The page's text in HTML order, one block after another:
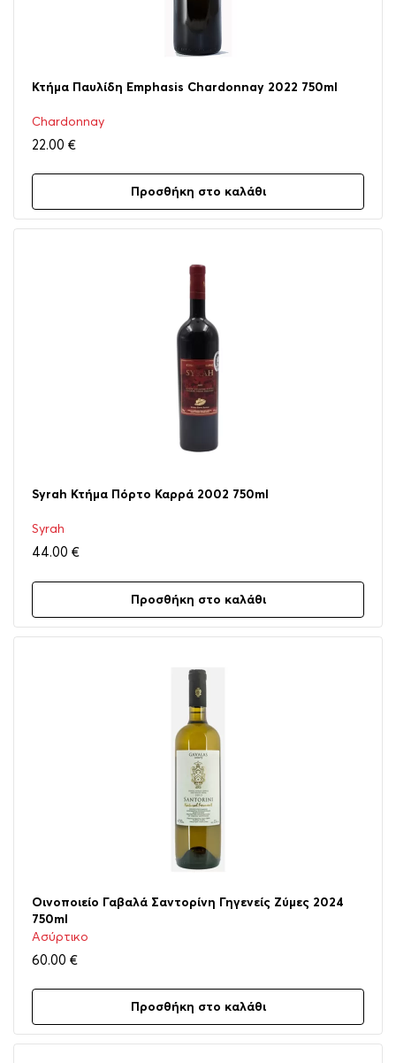
Κτήμα Παυλίδη Emphasis Chardonnay 2022 750ml
Chardonnay
22.00 €
Προσθήκη στο καλάθι
Syrah Κτήμα Πόρτο Καρρά 2002 750ml
Syrah
44.00 €
Προσθήκη στο καλάθι
Οινοποιείο Γαβαλά Σαντορίνη Γηγενείς Ζύμες 2024
750ml
Ασύρτικο
60.00 €
Προσθήκη στο καλάθι